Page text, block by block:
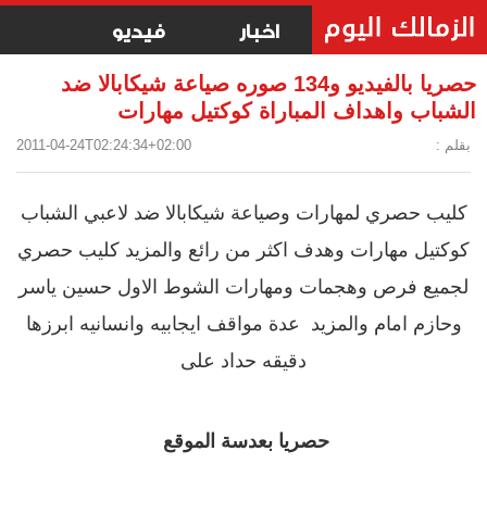
اخبار فيديو
حصريا بالفيديو و134 صوره صياعة شيكابالا ضد
الشباب واهداف المباراة كوكتيل مهارات
بقلم : 2011-04-24T02:24:34+02:00
كليب حصري لمهارات وصياعة شيكابالا ضد لاعبي الشباب
كوكتيل مهارات وهدف اكثر من رائع والمزيد كليب حصري
لجميع فرص وهجمات ومهارات الشوط الاول حسين ياسر
وحازم امام والمزيد
عدة مواقف ايجابيه وانسانيه ابرزها
دقيقه حداد على
حصريا بعدسة الموقع